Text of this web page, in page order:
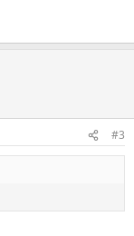
#3